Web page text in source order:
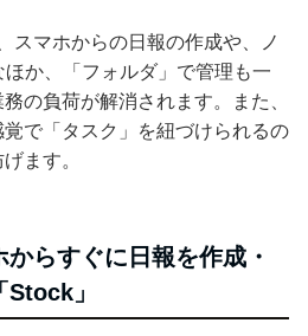
スマホからの日報の作成や、ノ
か、「フォルダ」で管理も一
の負荷が解消されます。また、
で「タスク」を紐づけられるの
ます。
からすぐに日報を作成・
」